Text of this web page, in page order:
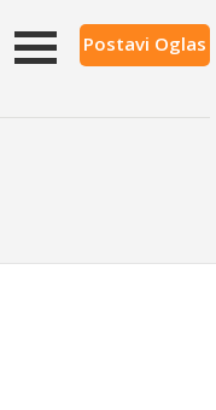
Postavi Oglas